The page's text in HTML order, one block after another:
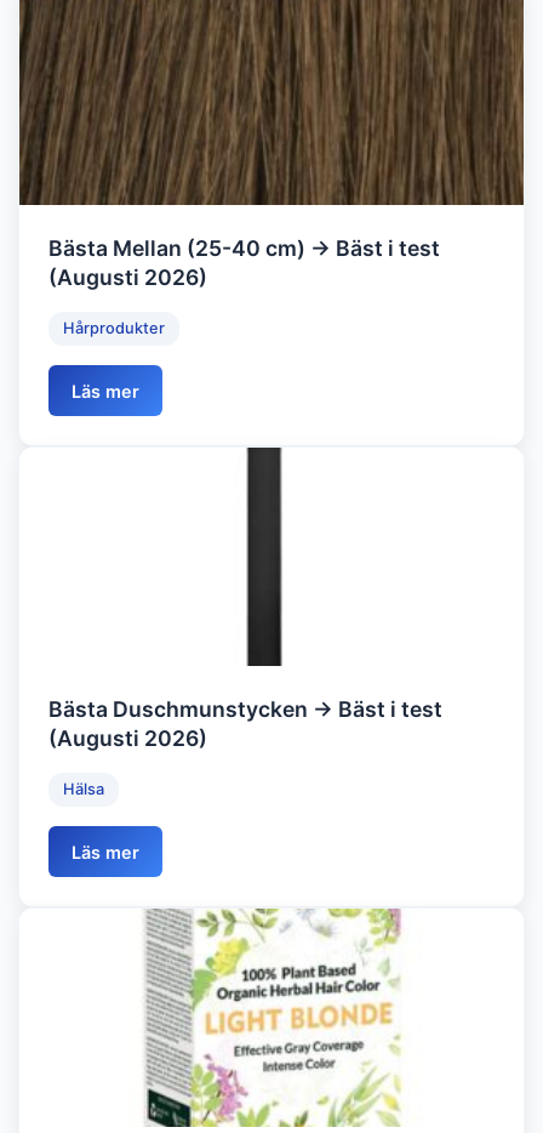
Bästa Mellan (25-40 cm) → Bäst i test
(Augusti 2026)
Hårprodukter
Läs mer
Bästa Duschmunstycken → Bäst i test
(Augusti 2026)
Hälsa
Läs mer